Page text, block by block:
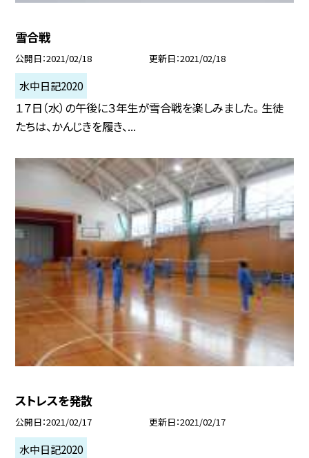
雪合戦
公開日 2021/02/18 更新日 2021/02/18
水中日記2020
１７日（水）の午後に３年生が雪合戦を楽しみました。 生徒
たちは、かんじきを履き、...
ストレスを発散
公開日 2021/02/17 更新日 2021/02/17
水中日記2020